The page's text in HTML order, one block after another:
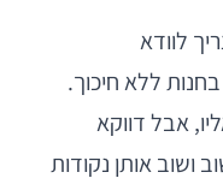
לוודא
ללא חיכוך.
אבל דווקא
ושוב אותן נקודות